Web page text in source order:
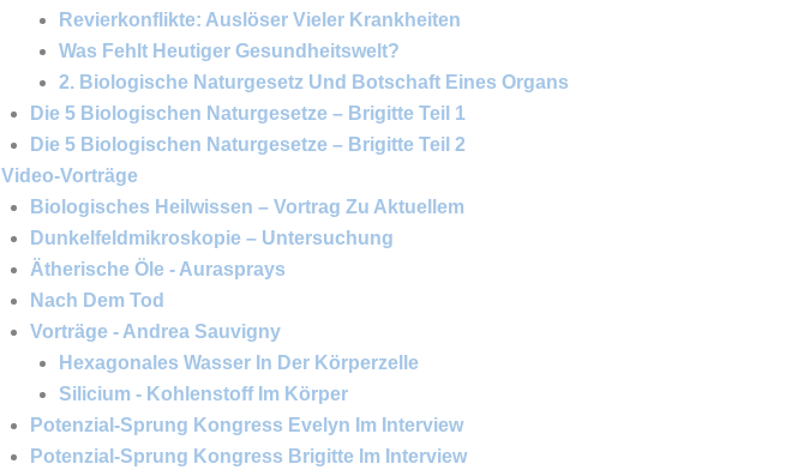
Revierkonflikte: Auslöser Vieler Krankheiten
Was Fehlt Heutiger Gesundheitswelt?
2. Biologische Naturgesetz Und Botschaft Eines Organs
Die 5 Biologischen Naturgesetze – Brigitte Teil 1
Die 5 Biologischen Naturgesetze – Brigitte Teil 2
Video-Vorträge
Biologisches Heilwissen – Vortrag Zu Aktuellem
Dunkelfeldmikroskopie – Untersuchung
Ätherische Öle - Aurasprays
Nach Dem Tod
Vorträge - Andrea Sauvigny
Hexagonales Wasser In Der Körperzelle
Silicium - Kohlenstoff Im Körper
Potenzial-Sprung Kongress Evelyn Im Interview
Potenzial-Sprung Kongress Brigitte Im Interview